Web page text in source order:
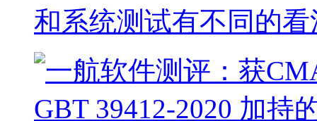
和系统测试有不同的看